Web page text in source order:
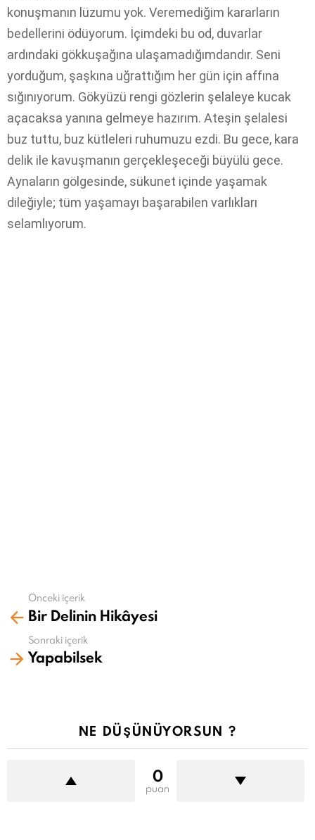
konuşmanın lüzumu yok. Veremediğim kararların
bedellerini ödüyorum. İçimdeki bu od, duvarlar
ardındaki gökkuşağına ulaşamadığımdandır. Seni
yorduğum, şaşkına uğrattığım her gün için affına
sığınıyorum. Gökyüzü rengi gözlerin şelaleye kucak
açacaksa yanına gelmeye hazırım. Ateşin şelalesi
buz tuttu, buz kütleleri ruhumuzu ezdi. Bu gece, kara
delik ile kavuşmanın gerçekleşeceği büyülü gece.
Aynaların gölgesinde, sükunet içinde yaşamak
dileğiyle; tüm yaşamayı başarabilen varlıkları
selamlıyorum.
Daha
fazla
Önceki içerik
Bir Delinin Hikâyesi
Sonraki içerik
Yapabilsek
NE DÜŞÜNÜYORSUN ?
0
puan